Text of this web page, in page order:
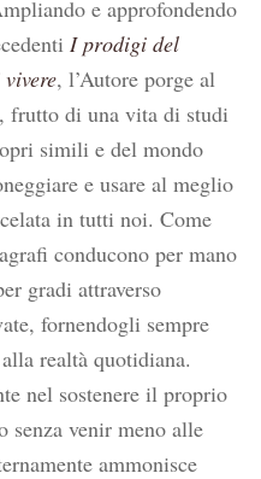
e approfondendo
I prodigi del
vivere, l’Autore porge al
frutto di una vita di studi
simili e del mondo
e usare al meglio
in tutti noi. Come
conducono per mano
gradi attraverso
fornendogli sempre
realtà quotidiana.
nel sostenere il proprio
senza venir meno alle
ammonisce